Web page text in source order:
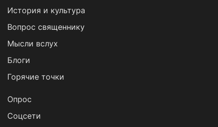
История и культура
Вопрос священнику
Мысли вслух
Блоги
Горячие точки
Опрос
Cоцсети